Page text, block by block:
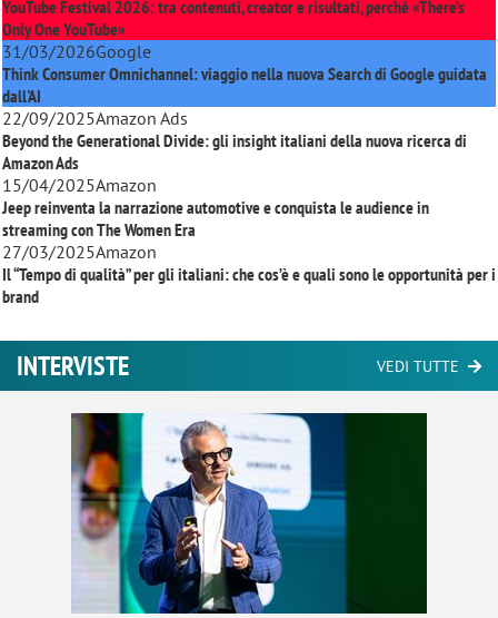
YouTube Festival 2026: tra contenuti, creator e risultati, perché «There’s
Only One YouTube»
31/03/2026Google
Think Consumer Omnichannel: viaggio nella nuova Search di Google guidata
dall'AI
22/09/2025Amazon Ads
Beyond the Generational Divide: gli insight italiani della nuova ricerca di
Amazon Ads
15/04/2025Amazon
Jeep reinventa la narrazione automotive e conquista le audience in
streaming conThe Women Era
27/03/2025Amazon
Il “Tempo di qualità” per gli italiani: che cos’è e quali sono le opportunità per i
brand
INTERVISTE VEDI TUTTE